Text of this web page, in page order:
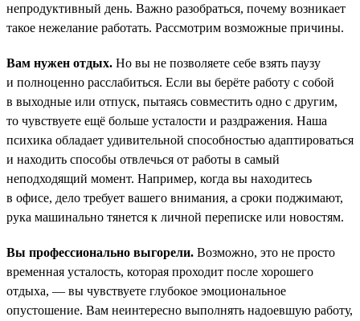
непродуктивный день. Важно разобраться, почему возникает
такое нежелание работать. Рассмотрим возможные причины.
Вам нужен отдых. Но вы не позволяете себе взять паузу
и полноценно расслабиться. Если вы берёте работу с собой
в выходные или отпуск, пытаясь совместить одно с другим,
то чувствуете ещё больше усталости и раздражения. Наша
психика обладает удивительной способностью адаптироваться
и находить способы отвлечься от работы в самый
неподходящий момент. Например, когда вы находитесь
в офисе, дело требует вашего внимания, а сроки поджимают,
рука машинально тянется к личной переписке или новостям.
Вы профессионально выгорели. Возможно, это не просто
временная усталость, которая проходит после хорошего
отдыха, — вы чувствуете глубокое эмоциональное
опустошение. Вам неинтересно выполнять надоевшую работу,